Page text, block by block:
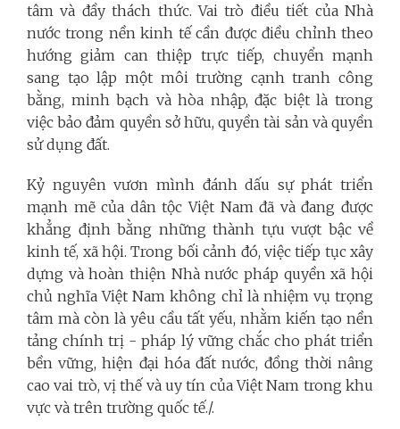
tâm và đầy thách thức. Vai trò điều tiết của Nhà
nước trong nền kinh tế cần được điều chỉnh theo
hướng giảm can thiệp trực tiếp, chuyển mạnh
sang tạo lập một môi trường cạnh tranh công
bằng, minh bạch và hòa nhập, đặc biệt là trong
việc bảo đảm quyền sở hữu, quyền tài sản và quyền
sử dụng đất.
Kỷ nguyên vươn mình đánh dấu sự phát triển
mạnh mẽ của dân tộc Việt Nam đã và đang được
khẳng định bằng những thành tựu vượt bậc về
kinh tế, xã hội. Trong bối cảnh đó, việc tiếp tục xây
dựng và hoàn thiện Nhà nước pháp quyền xã hội
chủ nghĩa Việt Nam không chỉ là nhiệm vụ trọng
tâm mà còn là yêu cầu tất yếu, nhằm kiến tạo nền
tảng chính trị - pháp lý vững chắc cho phát triển
bền vững, hiện đại hóa đất nước, đồng thời nâng
cao vai trò, vị thế và uy tín của Việt Nam trong khu
vực và trên trường quốc tế./.